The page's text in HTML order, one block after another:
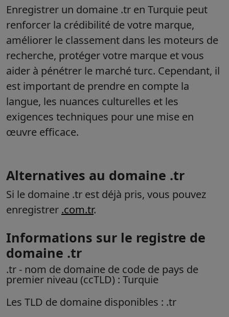
Enregistrer un domaine .tr en Turquie peut
renforcer la crédibilité de votre marque,
améliorer le classement dans les moteurs de
recherche, protéger votre marque et vous
aider à pénétrer le marché turc. Cependant, il
est important de prendre en compte la
langue, les nuances culturelles et les
exigences techniques pour une mise en
œuvre efficace.
Alternatives au domaine .tr
Si le domaine .tr est déjà pris, vous pouvez
enregistrer .com.tr.
Informations sur le registre de
domaine .tr
.tr - nom de domaine de code de pays de
premier niveau (ccTLD) : Turquie
Les TLD de domaine disponibles : .tr